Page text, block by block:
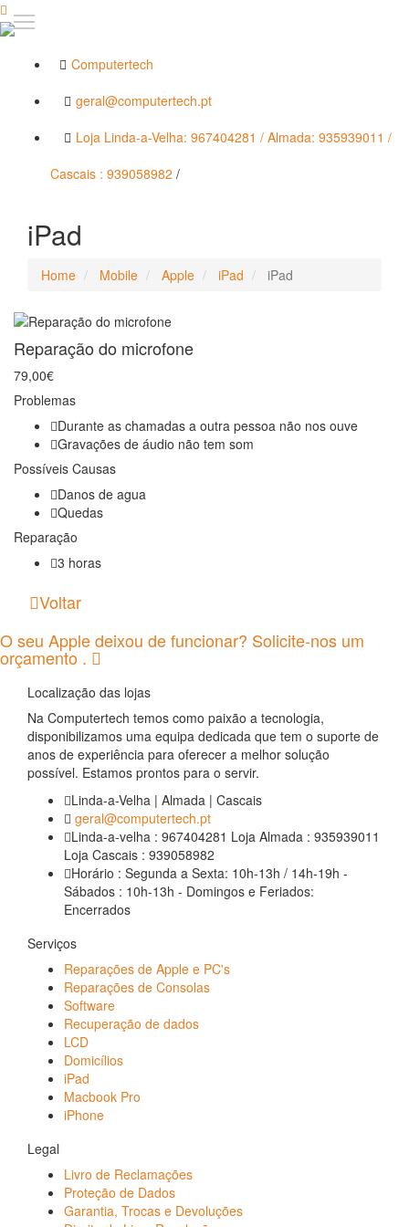
Computertech
geral@computertech.pt
Loja Linda-a-Velha: 967404281 / Almada: 935939011 /
Cascais : 939058982 /
iPad
Home Mobile Apple iPad iPad
Reparação do microfone
79,00€
Problemas
Durante as chamadas a outra pessoa não nos ouve
Gravações de áudio não tem som
Possíveis Causas
Danos de agua
Quedas
Reparação
3 horas
Voltar
O seu Apple deixou de funcionar? Solicite-nos um
orçamento .
Localização das lojas
Na Computertech temos como paixão a tecnologia,
disponibilizamos uma equipa dedicada que tem o suporte de
anos de experiência para oferecer a melhor solução
possível. Estamos prontos para o servir.
Linda-a-Velha | Almada | Cascais
geral@computertech.pt
Linda-a-velha : 967404281 Loja Almada : 935939011
Loja Cascais : 939058982
Horário : Segunda a Sexta: 10h-13h / 14h-19h -
Sábados : 10h-13h - Domingos e Feriados:
Encerrados
Serviços
Reparações de Apple e PC's
Reparações de Consolas
Software
Recuperação de dados
LCD
Domicílios
iPad
Macbook Pro
iPhone
Legal
Livro de Reclamações
Proteção de Dados
Garantia, Trocas e Devoluções